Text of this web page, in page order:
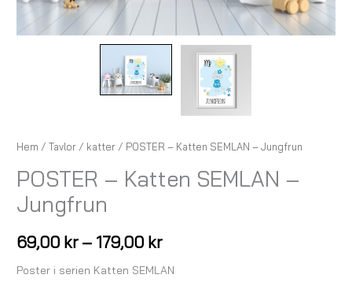
Hem /Tavlor / katter / POSTER – Katten SEMLAN – Jungfrun
POSTER – Katten SEMLAN –
Jungfrun
69,00 kr – 179,00 kr
Poster i serien Katten SEMLAN